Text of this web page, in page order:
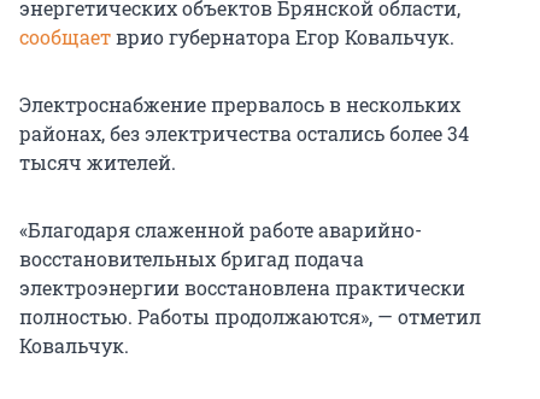
энергетических объектов Брянской области,
сообщаетврио губернатора Егор Ковальчук.
Электроснабжение прервалось в нескольких
районах, без электричества остались более 34
тысяч жителей.
«Благодаря слаженной работе аварийно-
восстановительных бригад подача
электроэнергии восстановлена практически
полностью. Работы продолжаются», — отметил
Ковальчук.